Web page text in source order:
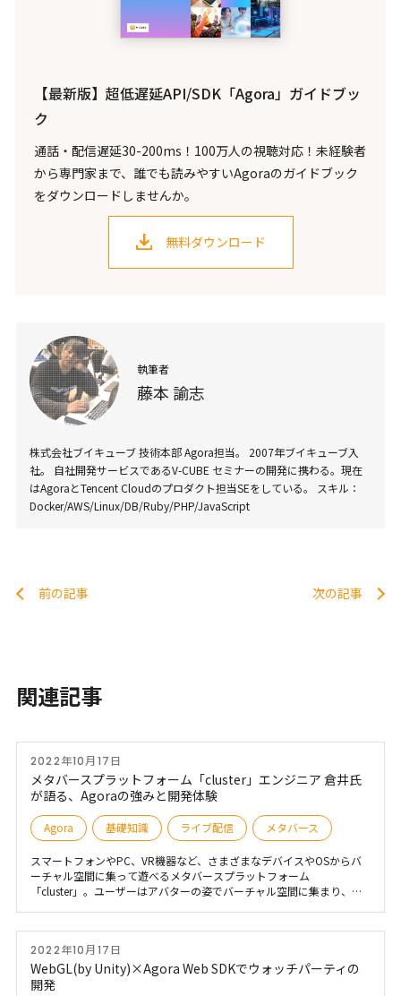
【最新版】超低遅延API/SDK「Agora」ガイドブッ
ク
通話・配信遅延30-200ms！100万人の視聴対応！未経験者
から専門家まで、誰でも読みやすいAgoraのガイドブック
をダウンロードしませんか。
無料ダウンロード
執筆者
藤本 諭志
株式会社ブイキューブ 技術本部 Agora担当。 2007年ブイキューブ入
社。 自社開発サービスであるV-CUBE セミナーの開発に携わる。現在
はAgoraとTencent Cloudのプロダクト担当SEをしている。 スキル：
Docker/AWS/Linux/DB/Ruby/PHP/JavaScript
前の記事 次の記事
関連記事
2022年10月17日
メタバースプラットフォーム「cluster」エンジニア 倉井氏
が語る、Agoraの強みと開発体験
Agora 基礎知識 ライブ配信 メタバース
スマートフォンやPC、VR機器など、さまざまなデバイスやOSからバ
ーチャル空間に集って遊べるメタバースプラットフォーム
「cluster」。ユーザーはアバターの姿でバーチャル空間に集まり、そ
clusterの特徴は、ユーザーが独自にワールド（cluster内のバーチャル
空間の総称）を制作できる点。ワールドの中で活用できるリソースと
して、2022年4月にAgoraを活用した「画面共有機能」が登場しまし
た。バーチャル空間でのコミュニケーションを阻害しない低遅延性と
2022年10月17日
WebGL(by Unity)×Agora Web SDKでウォッチパーティの
開発